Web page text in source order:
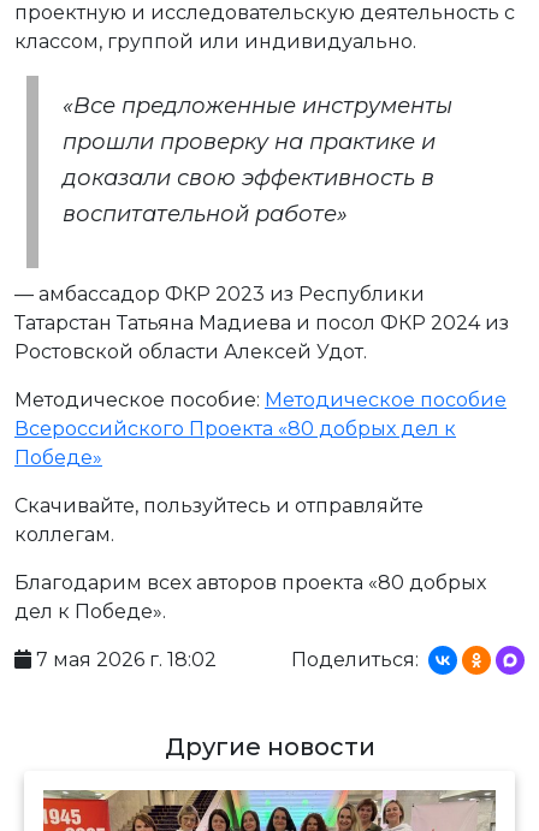
проектную и исследовательскую деятельность с
классом, группой или индивидуально.
«Все предложенные инструменты
прошли проверку на практике и
доказали свою эффективность в
воспитательной работе»
— амбассадор ФКР 2023 из Республики
Татарстан Татьяна Мадиева и посол ФКР 2024 из
Ростовской области Алексей Удот.
Методическое пособие: Методическое пособие
Всероссийского Проекта «80 добрых дел к
Победе»
Скачивайте, пользуйтесь и отправляйте
коллегам.
Благодарим всех авторов проекта «80 добрых
дел к Победе».
7 мая 2026 г. 18:02 Поделиться:
Другие новости